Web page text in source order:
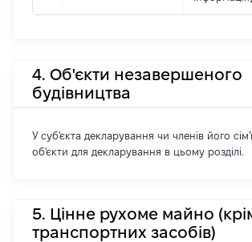
4. Об'єкти незавершеного
будівництва
У суб'єкта декларування чи членів його сім'ї
об'єкти для декларування в цьому розділі.
5. Цінне рухоме майно
транспортних засобів)